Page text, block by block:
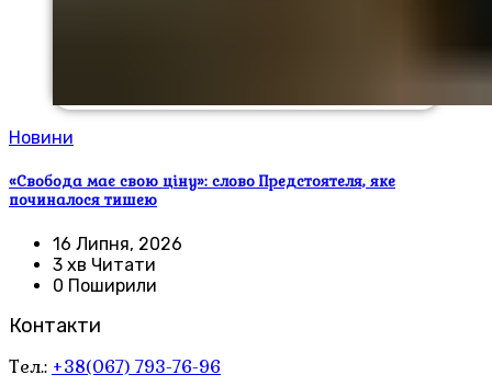
Новини
«Свобода має свою ціну»: слово Предстоятеля, яке
починалося тишею
16 Липня, 2026
3 хв Читати
0 Поширили
Контакти
Тел.: +38(067) 793-76-96